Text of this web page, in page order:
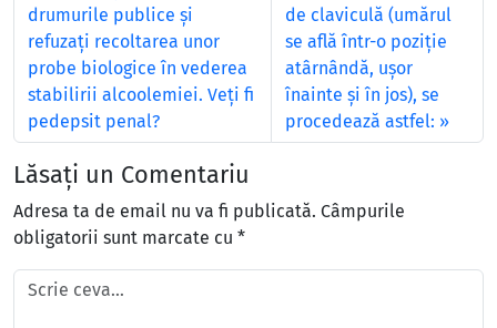
drumurile publice şi
refuzaţi recoltarea unor
probe biologice în vederea
stabilirii alcoolemiei. Veţi fi
pedepsit penal?
de claviculă (umărul
se află într-o poziţie
atârnândă, uşor
înainte şi în jos), se
procedează astfel:
Lăsați un Comentariu
Adresa ta de email nu va fi publicată. Câmpurile
obligatorii sunt marcate cu *